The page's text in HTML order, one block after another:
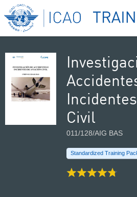
Civil
011/128/AIG BAS
Standardized Training